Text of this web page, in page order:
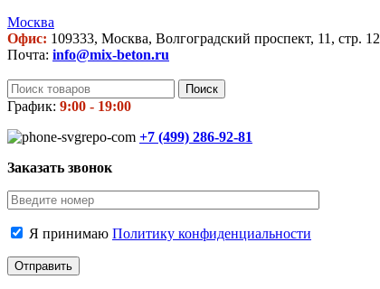
Москва
Офис: 109333, Москва, Волгоградский проспект, 11, стр. 12
Почта: info@mix-beton.ru
Поиск
График: 9:00 - 19:00
+7 (499) 286-92-81
Заказать звонок
Я принимаю Политику конфиденциальности